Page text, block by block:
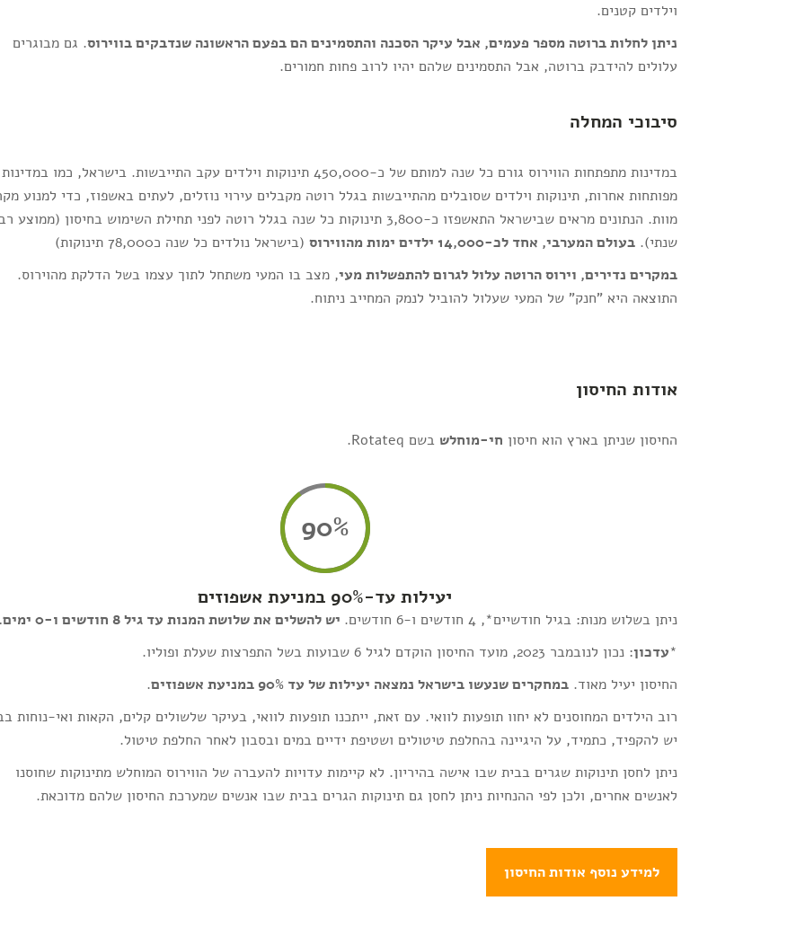
וילדים קטנים.
ניתן לחלות ברוטה מספר פעמים, אבל עיקר הסכנה והתסמינים הם בפעם הראשונה שנדבקים בווירוס. גם מבוגרים
עלולים להידבק ברוטה, אבל התסמינים שלהם יהיו לרוב פחות חמורים.
סיבוכי המחלה
במדינות מתפתחות הווירוס גורם כל שנה למותם של כ-450,000 תינוקות וילדים עקב התייבשות. בישראל, כמו במדינות
מפותחות אחרות, תינוקות וילדים שסובלים מהתייבשות בגלל רוטה מקבלים עירוי נוזלים, לעתים באשפוז, כדי למנוע
מוות. הנתונים מראים שבישראל התאשפזו כ-3,800 תינוקות כל שנה בגלל רוטה לפני תחילת השימוש בחיסון (ממוצע
שנתי). בעולם המערבי, אחד לכ-14,000 ילדים ימות מהווירוס
(בישראל נולדים כל שנה כ78,000 תינוקות)
במקרים נדירים, וירוס הרוטה עלול לגרום להתפשלות מעי, מצב בו המעי משתחל לתוך עצמו בשל הדלקת מהוירוס.
התוצאה היא "חנק" של המעי שעלול להוביל לנמק המחייב ניתוח.
אודות החיסון
החיסון שניתן בארץ הוא חיסון חי-מוחלש בשם Rotateq.
90%
יעילות עד-90% במניעת אשפוזים
ניתן בשלוש מנות: בגיל חודשיים*, 4 חודשים ו-6 חודשים.
יש להשלים את שלושת המנות עד גיל 8 חודשים ו-0 ימים.
*עדכון: נכון לנובמבר 2023, מועד החיסון הוקדם לגיל 6 שבועות בשל התפרצות שעלת ופוליו.
החיסון יעיל מאוד. במחקרים שנעשו בישראל נמצאה יעילות של עד 90% במניעת אשפוזים
.
רוב הילדים המחוסנים לא יחוו תופעות לוואי. עם זאת, ייתכנו תופעות לוואי, בעיקר שלשולים קלים, הקאות ואי-נוחות
יש להקפיד, כתמיד, על היגיינה בהחלפת טיטולים ושטיפת ידיים במים ובסבון לאחר החלפת טיטול.
ניתן לחסן תינוקות שגרים בבית שבו אישה בהיריון. לא קיימות עדויות להעברה של הווירוס המוחלש מתינוקות שחוסנו
לאנשים אחרים, ולכן לפי ההנחיות ניתן לחסן גם תינוקות הגרים בבית שבו אנשים שמערכת החיסון שלהם מדוכאת.
למידע נוסף אודות החיסון